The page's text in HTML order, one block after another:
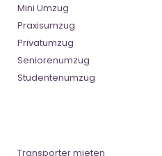
Mini Umzug
Praxisumzug
Privatumzug
Seniorenumzug
Studentenumzug
Transporter mieten